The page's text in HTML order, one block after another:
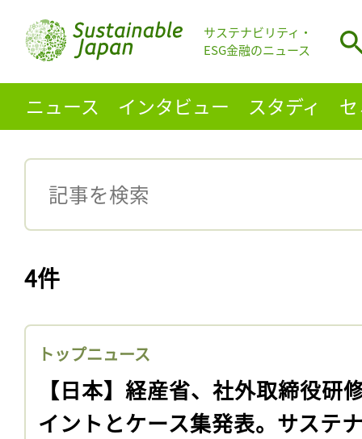
サステナビリティ・
ESG金融のニュース
ニュース インタビュー スタディ
4件
トップニュース
【日本】経産省、社外取締役研
イントとケース集発表。サステ